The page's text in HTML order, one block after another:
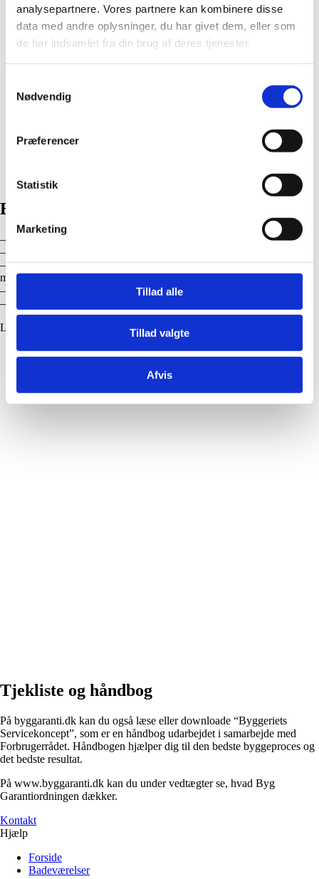
analysepartnere. Vores partnere kan kombinere disse
data med andre oplysninger, du har givet dem, eller som
de har indsamlet fra din brug af deres tjenester.
Nødvendig
Præferencer
Statistik
Marketing
Tillad alle
Tillad valgte
Afvis
Byg garanti
– Koster ikke ekstra
– Dækker arbejde udført for private kunder på deres private bolig
– Er din garanti for, at skader, fejl eller mangler udbedres hurtigst
muligt
– Gælder i 5 år efter arbejdets afslutning
– Dækker til 100.000 kr. inkl. moms
Læs mere på
www.byggaranti.dk
Tjekliste og håndbog
På byggaranti.dk kan du også læse eller downloade “Byggeriets
Servicekoncept”, som er en håndbog udarbejdet i samarbejde med
Forbrugerrådet. Håndbogen hjælper dig til den bedste byggeproces og
det bedste resultat.
På www.byggaranti.dk kan du under vedtægter se, hvad Byg
Garantiordningen dækker.
Kontakt
Hjælp
Forside
Badeværelser